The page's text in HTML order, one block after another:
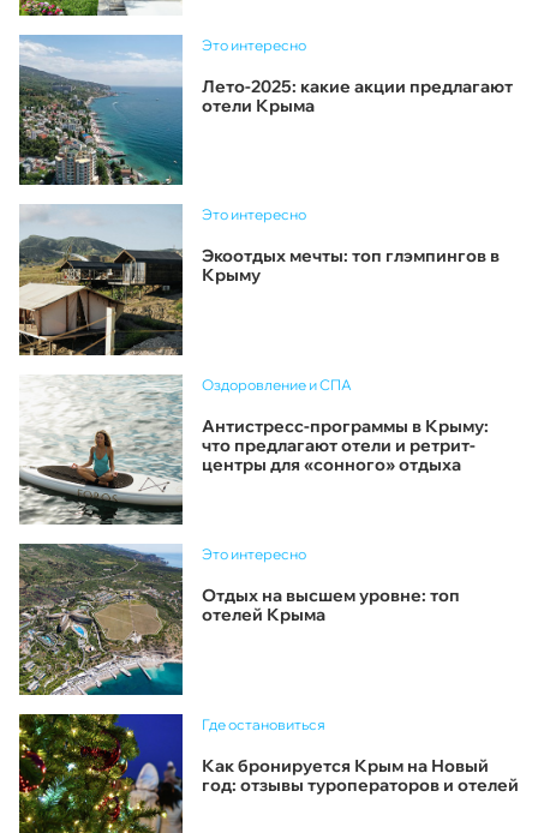
Это интересно
Лето-2025: какие акции предлагают
отели Крыма
Это интересно
Экоотдых мечты: топ глэмпингов в
Крыму
Оздоровление и СПА
Антистресс-программы в Крыму:
что предлагают отели и ретрит-
центры для «сонного» отдыха
Это интересно
Отдых на высшем уровне: топ
отелей Крыма
Где остановиться
Как бронируется Крым на Новый
год: отзывы туроператоров и отелей